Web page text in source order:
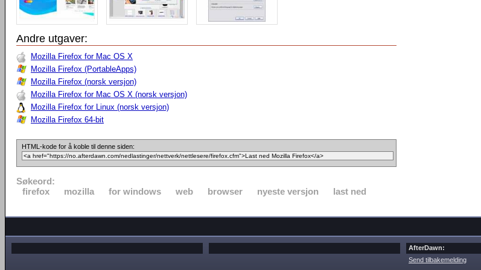
Andre utgaver:
Mozilla Firefox for Mac OS X
Mozilla Firefox (PortableApps)
Mozilla Firefox (norsk versjon)
Mozilla Firefox for Mac OS X (norsk versjon)
Mozilla Firefox for Linux (norsk versjon)
Mozilla Firefox 64-bit
HTML-kode for å koble til denne siden:
Søkeord:
firefox
mozilla for windows web browser nyeste versjon last ned
AfterDawn:
Send tilbakemelding